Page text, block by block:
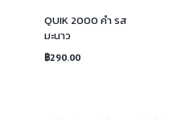
QUIK 2000 คำ รส
มะนาว
฿290.00